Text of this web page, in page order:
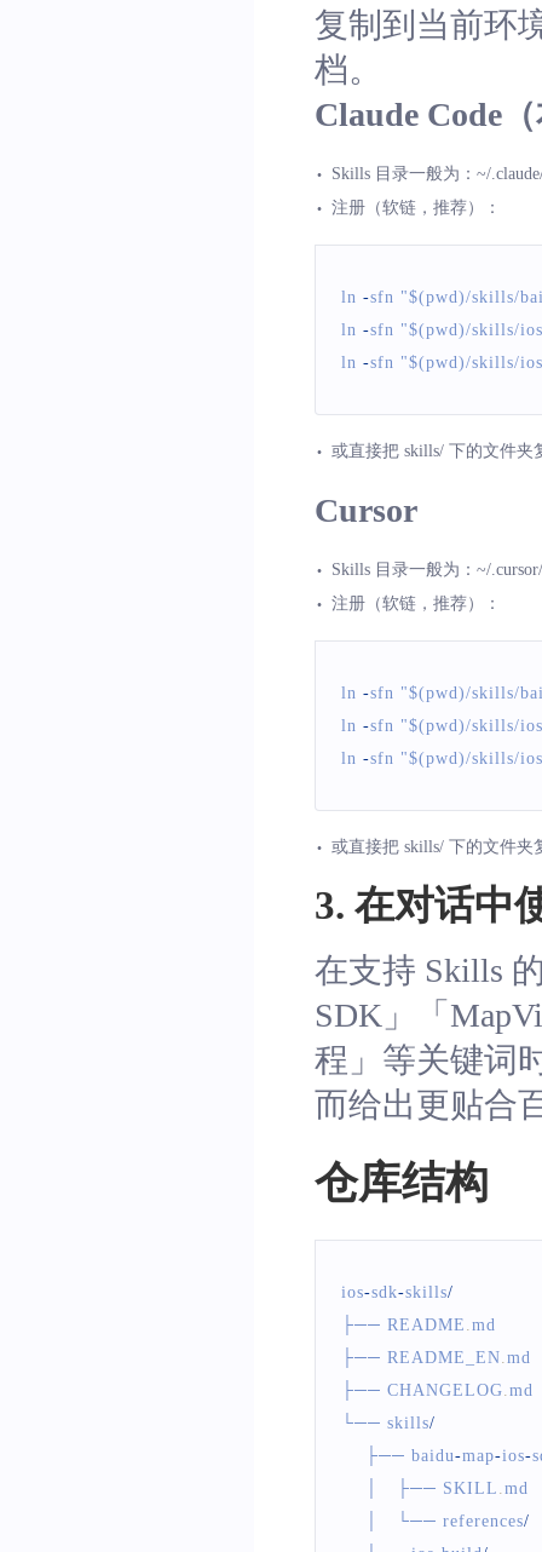
复制到当前环
档。
Claude Code
Skills 目录一般为： ~/
注册（软链，推荐）：
ln -sfn "$(pwd)/skills/
ln -sfn "$(pwd)/skills/
ln -sfn "$(pwd)/skills/
或直接把 skills/ 下的文件夹
Cursor
Skills 目录一般为： ~/
注册（软链，推荐）：
ln -sfn "$(pwd)/skills/
ln -sfn "$(pwd)/skills/
ln -sfn "$(pwd)/skills/
或直接把 skills/ 下的文件夹
3. 在对话中
在支持 Skills
SDK」「
程」等关键词
而给出更贴合
仓库结构
ios-sdk-skills/
├── README md
├── README_EN md
├── CHANGELOG md
└── skills/
    ├── baidu
-map-ios-
    │   ├──
SKILL md
    │   └── references
/